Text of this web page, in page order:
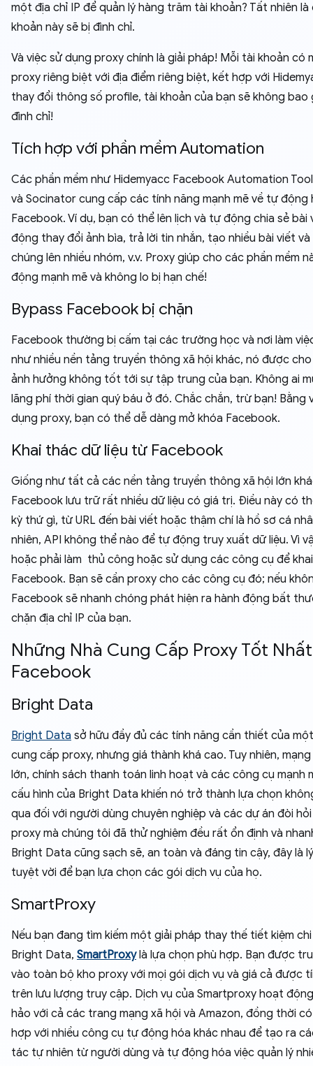
một địa chỉ IP để quản lý hàng trăm tài khoản? Tất nhiên
khoản này sẽ bị đình chỉ.
Và việc sử dụng proxy chính là giải pháp! Mỗi tài khoản có
proxy riêng biệt với địa điểm riêng biệt, kết hợp với
thay đổi thông số profile, tài khoản của bạn sẽ không bao
đình chỉ!
Tích hợp với phần mềm Automation
Các phần mềm như Hidemyacc Facebook Automation
và Socinator cung cấp các tính năng mạnh mẽ về tự động
Facebook. Ví dụ, bạn có thể lên lịch và tự động chia sẻ bài
động thay đổi ảnh bìa, trả lời tin nhắn, tạo nhiều bài viết
chúng lên nhiều nhóm, v.v. Proxy giúp cho các phần mềm
động mạnh mẽ và không lo bị hạn chế!
Bypass Facebook bị chặn
Facebook thường bị cấm tại các trường học và nơi làm
như nhiều nền tảng truyền thông xã hội khác, nó được
ảnh hưởng không tốt tới sự tập trung của bạn. Không ai
lãng phí thời gian quý báu ở đó. Chắc chắn, trừ bạn! Bằng
dụng proxy, bạn có thể dễ dàng mở khóa Facebook.
Khai thác dữ liệu từ Facebook
Giống như tất cả các nền tảng truyền thông xã hội lớn
Facebook lưu trữ rất nhiều dữ liệu có giá trị. Điều này có
kỳ thứ gì, từ URL đến bài viết hoặc thậm chí là hồ sơ cá
nhiên, API không thể nào để tự động truy xuất dữ liệu. Vì
hoặc phải làm thủ công hoặc sử dụng các công cụ để
Facebook. Bạn sẽ cần proxy cho các công cụ đó; nếu
Facebook sẽ nhanh chóng phát hiện ra hành động bất
chặn địa chỉ IP của bạn.
Những Nhà Cung Cấp Proxy Tốt
Facebook
Bright Data
Bright Data sở hữu đầy đủ các tính năng cần thiết của
cung cấp proxy, nhưng giá thành khá cao. Tuy nhiên,
lớn, chính sách thanh toán linh hoạt và các công cụ mạnh
cấu hình của Bright Data khiến nó trở thành lựa chọn
qua đối với người dùng chuyên nghiệp và các dự án đòi
proxy mà chúng tôi đã thử nghiệm đều rất ổn định và
Bright Data cũng sạch sẽ, an toàn và đáng tin cậy, đây là
tuyệt vời để bạn lựa chọn các gói dịch vụ của họ.
SmartProxy
Nếu bạn đang tìm kiếm một giải pháp thay thế tiết kiệm
Bright Data, SmartProxy là lựa chọn phù hợp. Bạn được
vào toàn bộ kho proxy với mọi gói dịch vụ và giá cả được
trên lưu lượng truy cập. Dịch vụ của Smartproxy hoạt
hảo với cả các trang mạng xã hội và Amazon, đồng thời
hợp với nhiều công cụ tự động hóa khác nhau để tạo ra
tác tự nhiên từ người dùng và tự động hóa việc quản lý